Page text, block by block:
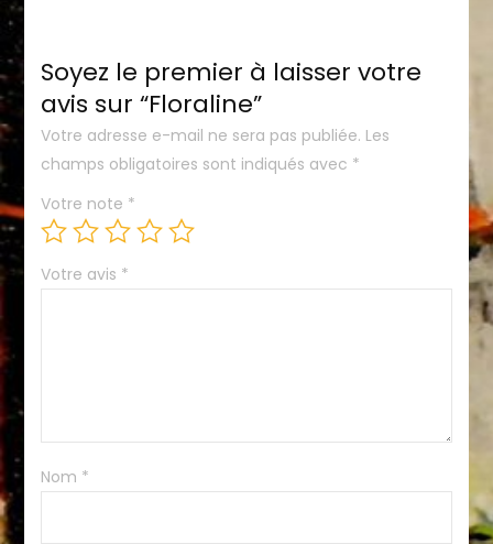
Soyez le premier à laisser votre
avis sur “Floraline”
Votre adresse e-mail ne sera pas publiée. Les
champs obligatoires sont indiqués avec *
Votre note *
Votre avis *
Nom *